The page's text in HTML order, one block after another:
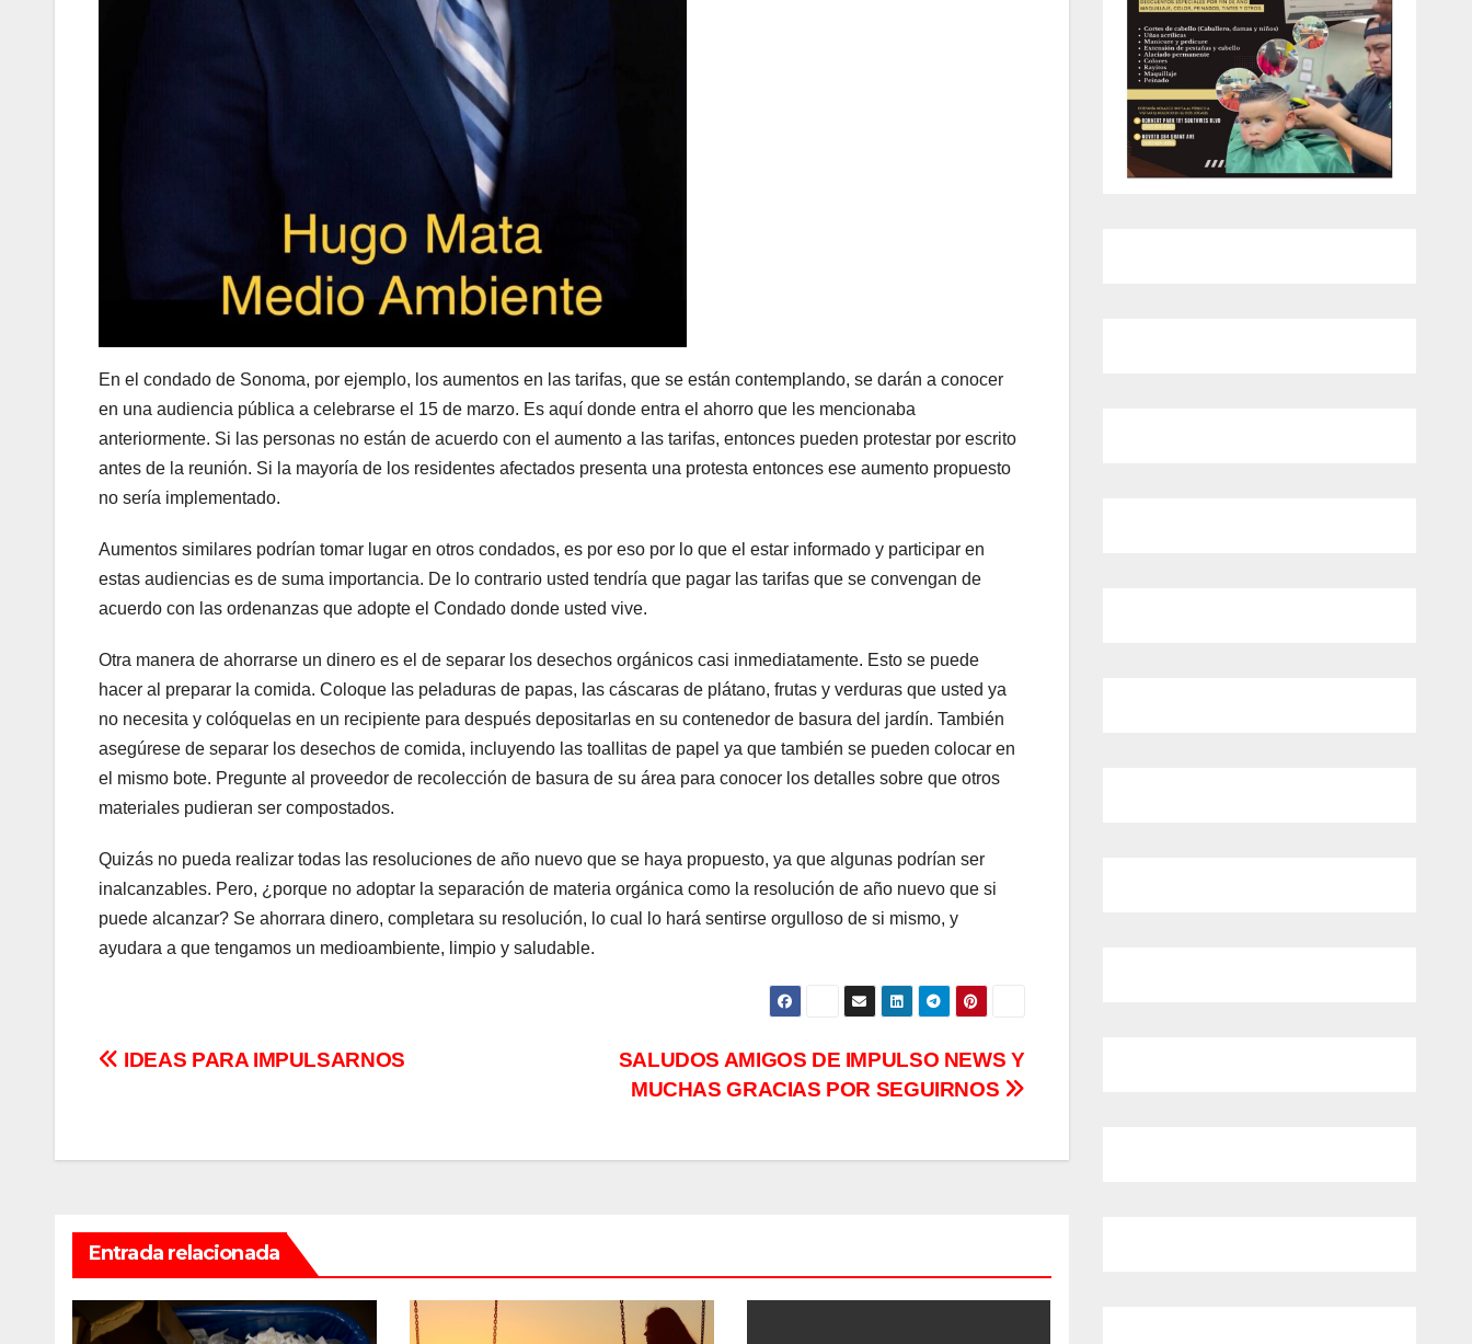
En el condado de Sonoma, por ejemplo, los aumentos en las tarifas, que se están contemplando, se darán a conocer
en una audiencia pública a celebrarse el 15 de marzo. Es aquí donde entra el ahorro que les mencionaba
anteriormente. Si las personas no están de acuerdo con el aumento a las tarifas, entonces pueden protestar por escrito
antes de la reunión. Si la mayoría de los residentes afectados presenta una protesta entonces ese aumento propuesto
no sería implementado.
Aumentos similares podrían tomar lugar en otros condados, es por eso por lo que el estar informado y participar en
estas audiencias es de suma importancia. De lo contrario usted tendría que pagar las tarifas que se convengan de
acuerdo con las ordenanzas que adopte el Condado donde usted vive.
Otra manera de ahorrarse un dinero es el de separar los desechos orgánicos casi inmediatamente. Esto se puede
hacer al preparar la comida. Coloque las peladuras de papas, las cáscaras de plátano, frutas y verduras que usted ya
no necesita y colóquelas en un recipiente para después depositarlas en su contenedor de basura del jardín. También
asegúrese de separar los desechos de comida, incluyendo las toallitas de papel ya que también se pueden colocar en
el mismo bote. Pregunte al proveedor de recolección de basura de su área para conocer los detalles sobre que otros
materiales pudieran ser compostados.
Quizás no pueda realizar todas las resoluciones de año nuevo que se haya propuesto, ya que algunas podrían ser
inalcanzables. Pero, ¿porque no adoptar la separación de materia orgánica como la resolución de año nuevo que si
puede alcanzar? Se ahorrara dinero, completara su resolución, lo cual lo hará sentirse orgulloso de si mismo, y
ayudara a que tengamos un medioambiente, limpio y saludable.
Navegación
entradas
SALUDOS AMIGOS DE IMPULSO NEWS Y
MUCHAS GRACIAS POR SEGUIRNOS
IDEAS PARA IMPULSARNOS
Entrada relacionada